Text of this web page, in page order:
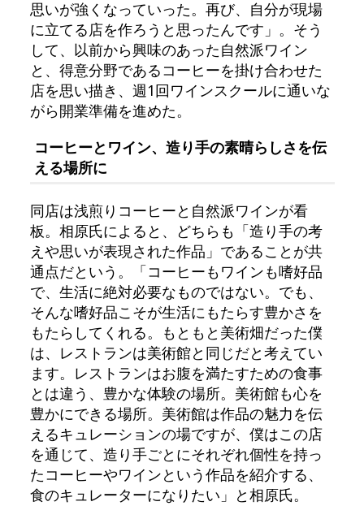
思いが強くなっていった。再び、自分が現場
に立てる店を作ろうと思ったんです」。そう
して、以前から興味のあった自然派ワイン
と、得意分野であるコーヒーを掛け合わせた
店を思い描き、週1回ワインスクールに通いな
がら開業準備を進めた。
コーヒーとワイン、造り手の素晴らしさを伝
える場所に
同店は浅煎りコーヒーと自然派ワインが看
板。相原氏によると、どちらも「造り手の考
えや思いが表現された作品」であることが共
通点だという。「コーヒーもワインも嗜好品
で、生活に絶対必要なものではない。でも、
そんな嗜好品こそが生活にもたらす豊かさを
もたらしてくれる。もともと美術畑だった僕
は、レストランは美術館と同じだと考えてい
ます。レストランはお腹を満たすための食事
とは違う、豊かな体験の場所。美術館も心を
豊かにできる場所。美術館は作品の魅力を伝
えるキュレーションの場ですが、僕はこの店
を通じて、造り手ごとにそれぞれ個性を持っ
たコーヒーやワインという作品を紹介する、
食のキュレーターになりたい」と相原氏。